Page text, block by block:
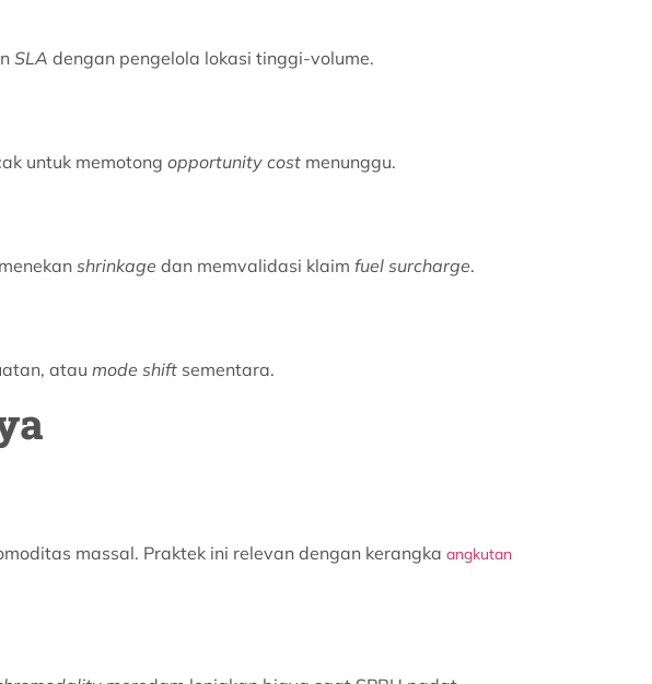
SLA dengan pengelola lokasi tinggi-volume.
untuk memotong opportunity cost menunggu.
shrinkage dan memvalidasi klaim fuel surcharge.
atau mode shift sementara.
massal. Praktek ini relevan dengan kerangka angkutan